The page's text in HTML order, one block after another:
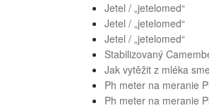
Jetel / „jetelomed“
Jetel / „jetelomed“
Jetel / „jetelomed“
Stabilizovaný
Jak vytěžit z mléka
Ph meter na meranie
Ph meter na meranie